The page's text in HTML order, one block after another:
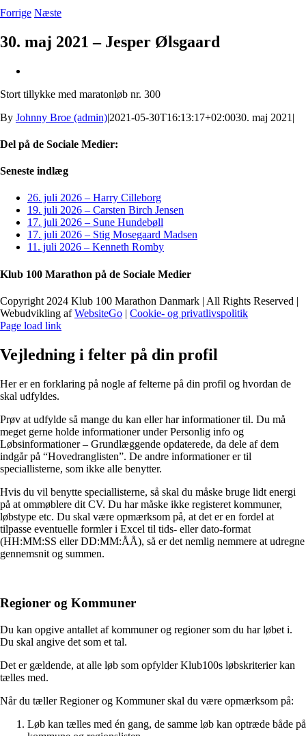
Forrige Næste
30. maj 2021 – Jesper Ølsgaard
billede
Stort tillykke med maratonløb nr. 300
By Johnny Broe (admin)|2021-05-30T16:13:17+02:0030. maj 2021 |
Del på de Sociale Medier:
Facebook
X
LinkedIn
Pinterest
E-
Seneste indlæg
26. juli 2026 – Harry Cilleborg
19. juli 2026 – Carsten Birch Jensen
17. juli 2026 – Sune Hundebøll
17. juli 2026 – Stig Mosegaard Madsen
11. juli 2026 – Kenneth Romby
Klub 100 Marathon på de Sociale Medier
Copyright 2024 Klub 100 Marathon Danmark | All Rights Reserved |
Webudvikling afWebsiteGo | Cookie- og privatlivspolitik
Page load link
Vejledning i felter på din profil
Her er en forklaring på nogle af felterne på din profil og hvordan de
skal udfyldes.
Prøv at udfylde så mange du kan eller har informationer til. Du må
meget gerne holde informationer under Personlig info og
Løbsinformationer – Grundlæggende opdaterede, da dele af dem
indgår på “Hovedranglisten”. De andre informationer er til
speciallisterne, som ikke alle benytter.
Hvis du vil benytte speciallisterne, så skal du måske bruge lidt energi
på at ommøblere dit CV. Du har måske ikke registeret kommuner,
løbstype etc. Du skal være opmærksom på, at det er en fordel at
tilpasse eventuelle formler i Excel til tids- eller dato-format
(HH:MM:SS eller DD:MM:ÅÅ), så er det nemlig nemmere at udregne
gennemsnit og summen.
Regioner og Kommuner
Du kan opgive antallet af kommuner og regioner som du har løbet i.
Du skal angive det som et tal.
Det er gældende, at alle løb som opfylder Klub100s løbskriterier kan
tælles med.
Når du tæller Regioner og Kommuner skal du være opmærksom på:
Løb kan tælles med én gang, de samme løb kan optræde både på